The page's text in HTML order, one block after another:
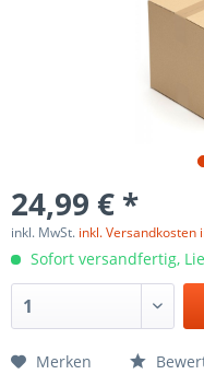
24,99 € *
inkl. MwSt. inkl. Versandkosten
Sofort versandfertig,
Merken